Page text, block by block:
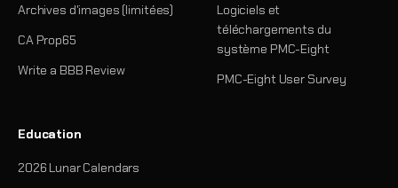
Archives d'images (limitées)
CA Prop65
Write a BBB Review
Logiciels et
téléchargements du
système PMC-Eight
PMC-Eight User Survey
Education
2026 Lunar Calendars